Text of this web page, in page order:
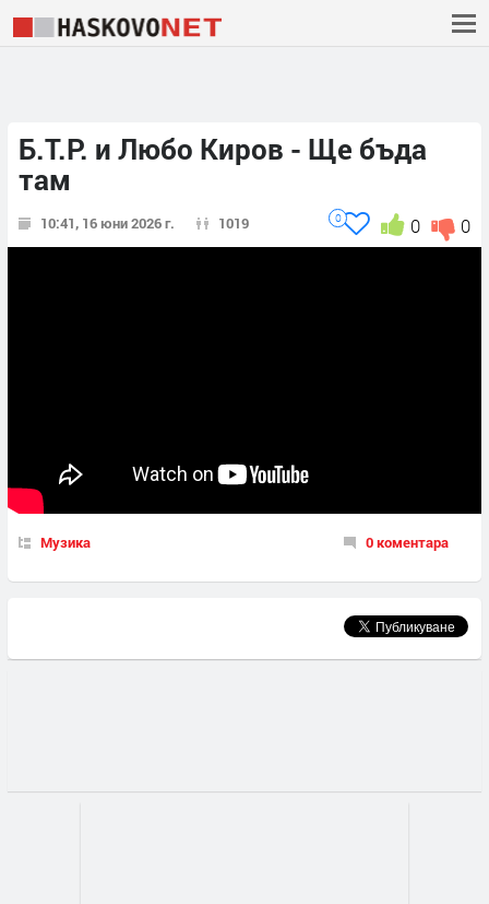
Б.Т.Р. и Любо Киров - Ще бъда
там
10:41, 16 юни 2026 г. 1019 0
0
0
Музика 0 коментара